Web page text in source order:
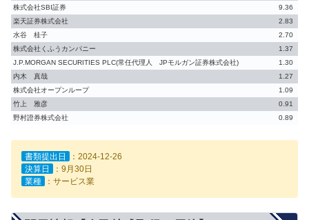
株式会社SBI証券
9.36
楽天証券株式会社
2.83
水谷 桂子
2.70
株式会社くふうカンパニー
1.37
J.P.MORGAN SECURITIES PLC(常任代理人 JPモルガン証券株式会社)
1.30
内木 真哉
1.27
株式会社オープンループ
1.09
竹上 雅彦
0.91
野村證券株式会社
0.89
書類提出日
：2024-12-26
決算日
：9月30日
業種
：サービス業